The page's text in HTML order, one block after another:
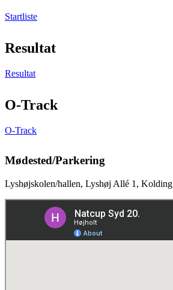
Startliste
Resultat
Resultat
O-Track
O-Track
Mødested/Parkering
Lyshøjskolen/hallen, Lyshøj Allé 1, Kolding